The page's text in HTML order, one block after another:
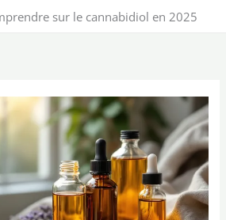
sur le cannabidiol en 2025